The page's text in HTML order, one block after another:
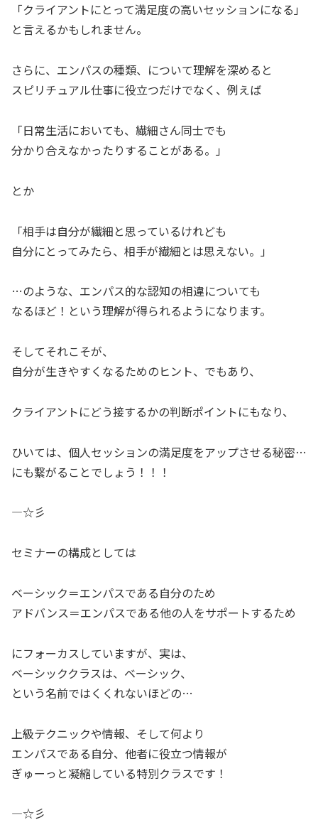
「クライアントにとって満足度の高いセッションになる」
と言えるかもしれません。
さらに、エンパスの種類、について理解を深めると
スピリチュアル仕事に役立つだけでなく、例えば
「日常生活においても、繊細さん同士でも
分かり合えなかったりすることがある。」
とか
「相手は自分が繊細と思っているけれども
自分にとってみたら、相手が繊細とは思えない。」
…のような、エンパス的な認知の相違についても
なるほど！という理解が得られるようになります。
そしてそれこそが、
自分が生きやすくなるためのヒント、でもあり、
クライアントにどう接するかの判断ポイントにもなり、
ひいては、個人セッションの満足度をアップさせる秘密…
にも繋がることでしょう！！！
—☆彡
セミナーの構成としては
ベーシック＝エンパスである自分のため
アドバンス＝エンパスである他の人をサポートするため
にフォーカスしていますが、実は、
ベーシッククラスは、ベーシック、
という名前ではくくれないほどの…
上級テクニックや情報、そして何より
エンパスである自分、他者に役立つ情報が
ぎゅーっと凝縮している特別クラスです！
—☆彡